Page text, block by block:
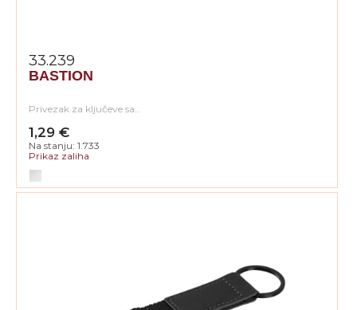
33.239
BASTION
Privezak za ključeve sa…
1,29 €
Na stanju: 1.733
Prikaz zaliha